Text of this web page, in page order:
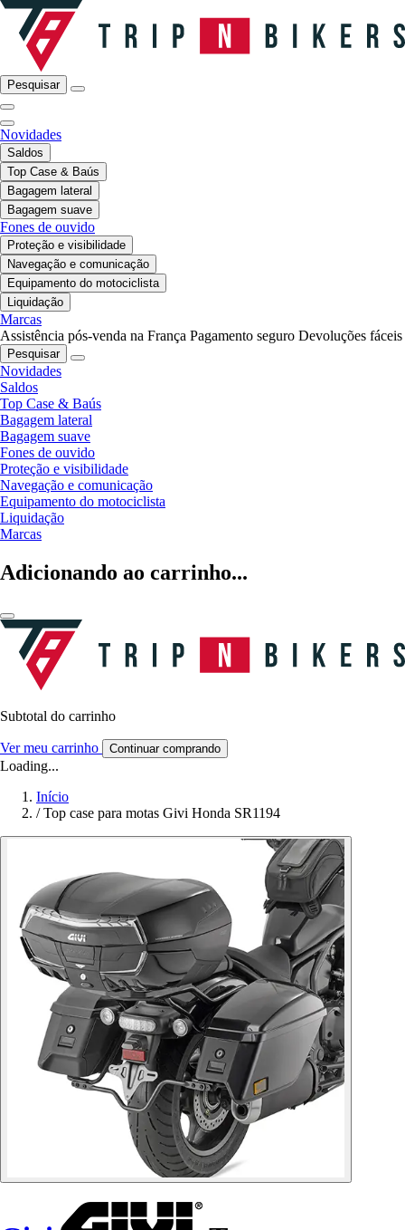
Pesquisar
Novidades
Saldos
Top Case & Baús
Bagagem lateral
Bagagem suave
Fones de ouvido
Proteção e visibilidade
Navegação e comunicação
Equipamento do motociclista
Liquidação
Marcas
Assistência pós-venda na França Pagamento seguro Devoluções fáceis
Pesquisar
Novidades
Saldos
Top Case & Baús
Bagagem lateral
Bagagem suave
Fones de ouvido
Proteção e visibilidade
Navegação e comunicação
Equipamento do motociclista
Liquidação
Marcas
Adicionando ao carrinho...
Subtotal do carrinho
Ver meu carrinho Continuar comprando
Loading...
Início
/ Top case para motas Givi Honda SR1194